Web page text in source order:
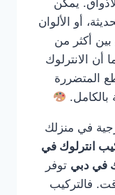
يمكن
أو الألوان
بين أكثر من
الانترلوك
المتضررة
في منزلك
انترلوك في
في دبي توفر
فالتركيب